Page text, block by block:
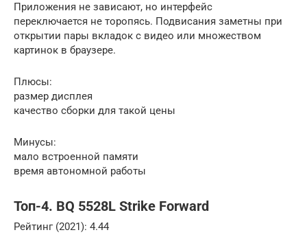
Приложения не зависают, но интерфейс
переключается не торопясь. Подвисания заметны при
открытии пары вкладок с видео или множеством
картинок в браузере.
Плюсы:
размер дисплея
качество сборки для такой цены
Минусы:
мало встроенной памяти
время автономной работы
Топ-4. BQ 5528L Strike Forward
Рейтинг (2021): 4.44